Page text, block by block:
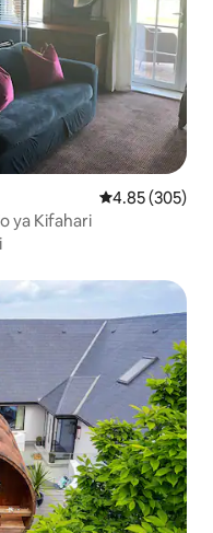
Ukadiriaji wa
4.85 (305)
ya Kifahari